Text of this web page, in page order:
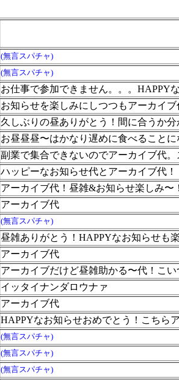
(無言スパチャ)
(無言スパチャ)
お仕事で参加できません。。。HAPPY
お知らせを楽しみにしつつもアーカイ
久しぶりの昼ありがとう！間に合うか
お昼昼昼〜はかなり遅めに食べること
副業で集合できないのでアーカイブ代。
ハッピーなお知らせ代とアーカイブ代
アーカイブ代！昼雑&お知らせ楽しみ〜
アーカイブ代
(無言スパチャ)
昼雑ありがとう！HAPPYなお知らせも
アーカイブ代
アーカイブだけど昼雑助かる〜代！こ
イッタイナンダロウナァ
アーカイブ代
HAPPYなお知らせおめでとう！こちら
(無言スパチャ)
(無言スパチャ)
(無言スパチャ)